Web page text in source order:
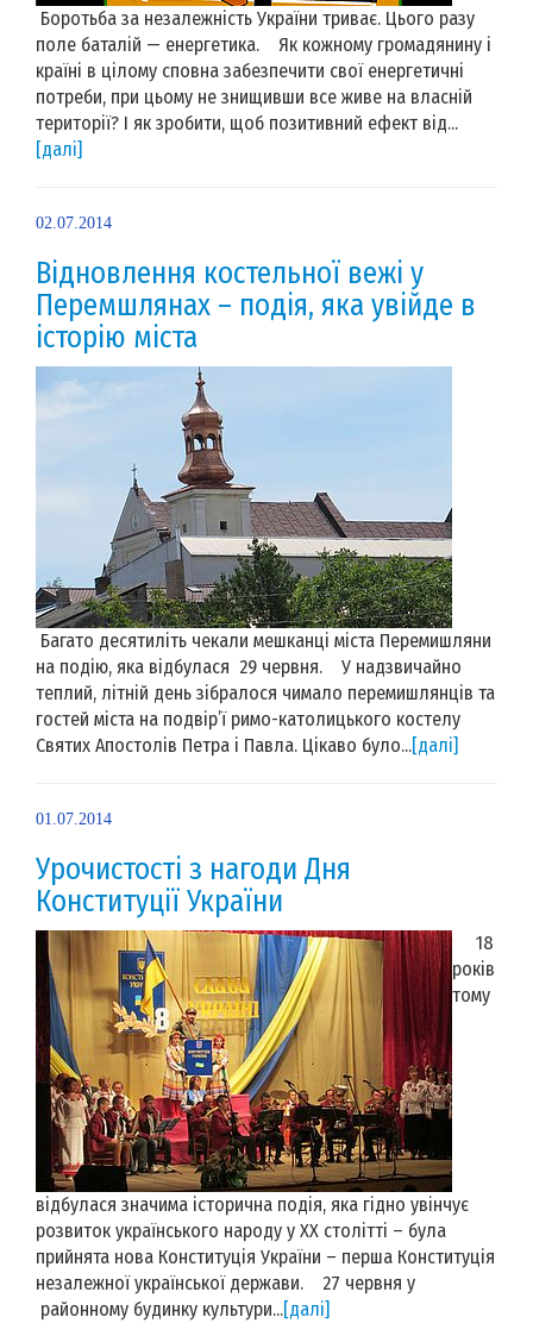
Боротьба за незалежність України триває. Цього разу
поле баталій — енергетика. Як кожному громадянину і
країні в цілому сповна забезпечити свої енергетичні
потреби, при цьому не знищивши все живе на власній
території? І як зробити, щоб позитивний ефект від...
[далі]
02.07.2014
Відновлення костельної вежі у
Перемшлянах – подія, яка увійде в
історію міста
Багато десятиліть чекали мешканці міста Перемишляни
на подію, яка відбулася 29 червня. У надзвичайно
теплий, літній день зібралося чимало перемишлянців та
гостей міста на подвір’ї римо-католицького костелу
Святих Апостолів Петра і Павла. Цікаво було...[далі]
01.07.2014
Урочистості з нагоди Дня
Конституції України
18
років
тому
відбулася значима історична подія, яка гідно увінчує
розвиток українського народу у ХХ столітті – була
прийнята нова Конституція України – перша Конституція
незалежної української держави. 27 червня у
районному будинку культури...[далі]